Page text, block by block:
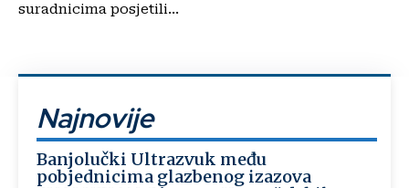
suradnicima posjetili...
Najnovije
Banjolučki Ultrazvuk među
pobjednicima glazbenog izazova